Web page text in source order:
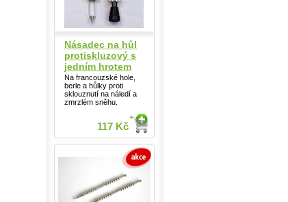
Násadec na hůl
protiskluzový s
jedním hrotem
Na francouzské hole,
berle a hůlky proti
sklouznutí na náledí a
zmrzlém sněhu.
117 Kč